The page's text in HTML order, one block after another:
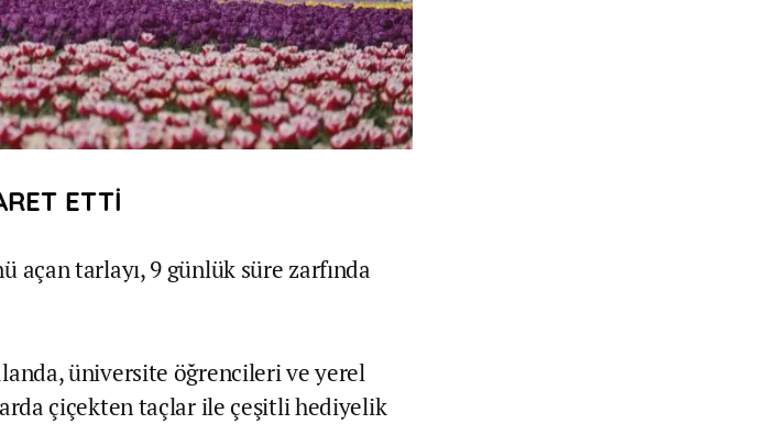
ETTİ
açan tarlayı, 9 günlük süre zarfında
üniversite öğrencileri ve yerel
çiçekten taçlar ile çeşitli hediyelik